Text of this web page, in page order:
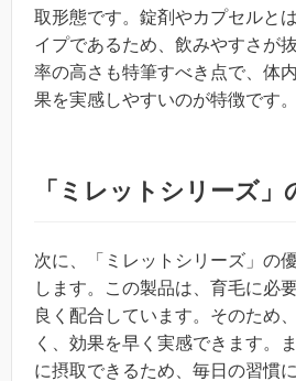
取形態です。錠剤やカプセルと
イプであるため、飲みやすさが
率の高さも特筆すべき点で、体
果を実感しやすいのが特徴です。
「ミレットシリーズ」
次に、「ミレットシリーズ」の
します。この製品は、育毛に必
良く配合しています。そのため
く、効果を早く実感できます。
に摂取できるため、毎日の習慣